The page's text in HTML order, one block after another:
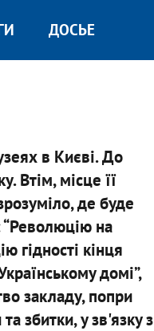
ДОСЬЕ
в Києві. До
Втім, місце її
де буде
“Революцію на
гідності кінця
домі”,
закладу, попри
збитки, у зв'язку з